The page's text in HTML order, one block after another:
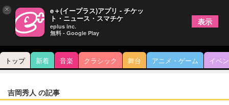
トップ 新着 音楽 クラシック 舞台 アニメ・ゲーム イベ
吉岡秀人 の記事
× e＋(イープラス)アプリ - チケッ
ト・ニュース・スマチケ
eplus inc.
無料 - Google Play
表示